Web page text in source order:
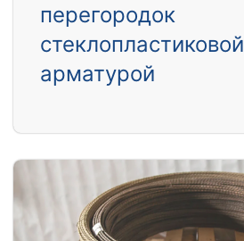
перегородок
стеклопластиковой
арматурой